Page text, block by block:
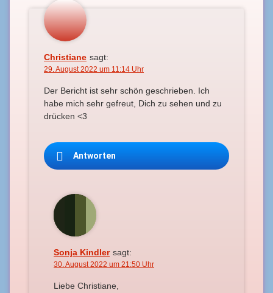
Christiane sagt:
29. August 2022 um 11:14 Uhr
Der Bericht ist sehr schön geschrieben. Ich
habe mich sehr gefreut, Dich zu sehen und zu
drücken <3
Antworten
Sonja Kindler sagt:
30. August 2022 um 21:50 Uhr
Liebe Christiane,